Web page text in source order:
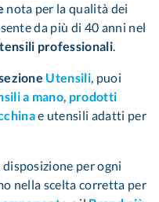
nota per la qualità dei
da più di 40 anni nel
professionali.
Utensili, puoi
a mano, prodotti
e utensili adatti per
per ogni
nella scelta corretta per